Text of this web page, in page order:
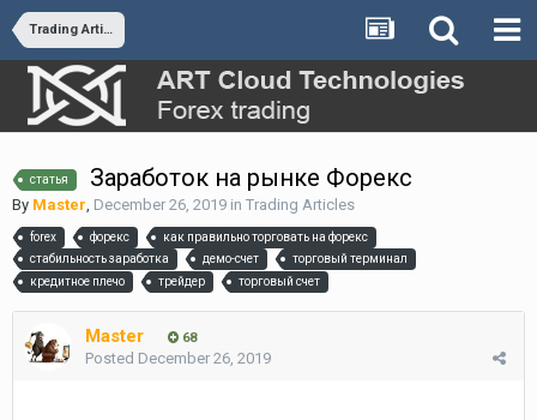
Trading Articles
статья Заработок на рынке Форекс
By Master, December 26, 2019 in Trading Articles
forex форекс
как правильно торговать на форекс
стабильность заработка
демо-счет
торговый терминал
кредитное плечо
трейдер торговый счет
Master 68
Posted December 26, 2019